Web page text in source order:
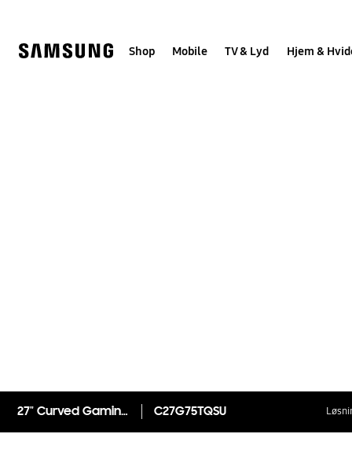
Shop Mobile TV & Lyd Hjem &
27" Curved Gaming Monitor Odyssey G7 C27G75TQSU